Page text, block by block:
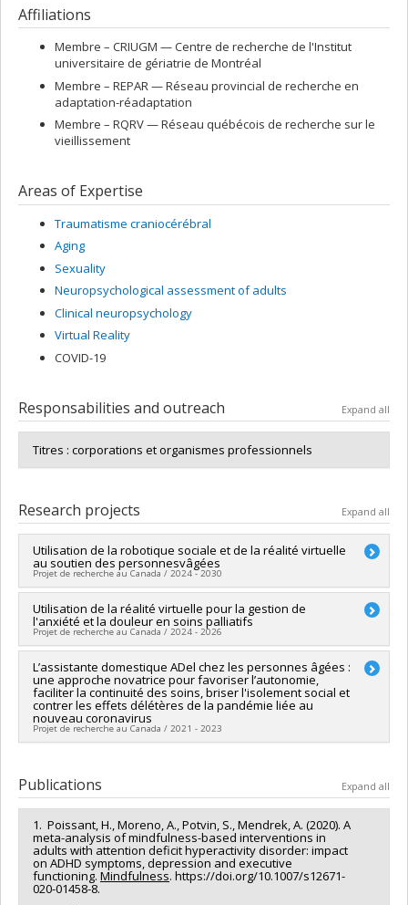
Affiliations
Membre – CRIUGM — Centre de recherche de l'Institut
universitaire de gériatrie de Montréal
Membre – REPAR — Réseau provincial de recherche en
adaptation-réadaptation
Membre – RQRV — Réseau québécois de recherche sur le
vieillissement
Areas of Expertise
Traumatisme craniocérébral
Aging
Sexuality
Neuropsychological assessment of adults
Clinical neuropsychology
Virtual Reality
COVID-19
Responsabilities and outreach Expand all
Titres : corporations et organismes professionnels
Research projects Expand all
Utilisation de la robotique sociale et de la réalité virtuelle
au soutien des personnesvâgées
Projet de recherche au Canada / 2024 - 2030
Lead researcher :Jhon Alexander Moreno
Funding sources:CRSNG/Conseil de recherches en sciences
naturelles et génie du Canada (CRSNG)
Utilisation de la réalité virtuelle pour la gestion de
l'anxiété et la douleur en soins palliatifs
Projet de recherche au Canada / 2024 - 2026
Lead researcher : Jhon Alexander Moreno
Funding sources:Ministère Économie et Innovation
Grant programs:PVXXXXXX-Soutien aux organismes de
recherche et innovation (PSO) - Volet 2a: Appel de projets en
innovation sociale
L’assistante domestique ADel chez les personnes âgées :
une approche novatrice pour favoriser l’autonomie,
faciliter la continuité des soins, briser l'isolement social et
contrer les effets délétères de la pandémie liée au
nouveau coronavirus
Projet de recherche au Canada / 2021 - 2023
Funding sources:
Grant programs:PVXXXXXX-Soutien aux organismes de
recherche et innovation (PSO) - Volet 2: Soutien aux projets
Publications Expand all
1. Poissant, H., Moreno, A., Potvin, S., Mendrek, A. (2020). A
meta-analysis of mindfulness-based interventions in
adults with attention deficit hyperactivity disorder: impact
on ADHD symptoms, depression and executive
functioning. Mindfulness. https://doi.org/10.1007/s12671-
020-01458-8.